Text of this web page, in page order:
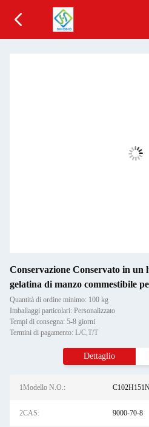
Conservazione Conservato in un
gelatina di manzo commestibile
Quantità di ordine minimo: 100 kg
Imballaggi particolari: Personalizzato
Tempi di consegna: 5-8 giorni
Termini di pagamento: L/C,T/T
Dettaglio
1Modello N.O.:
2CAS: 9000-70-8